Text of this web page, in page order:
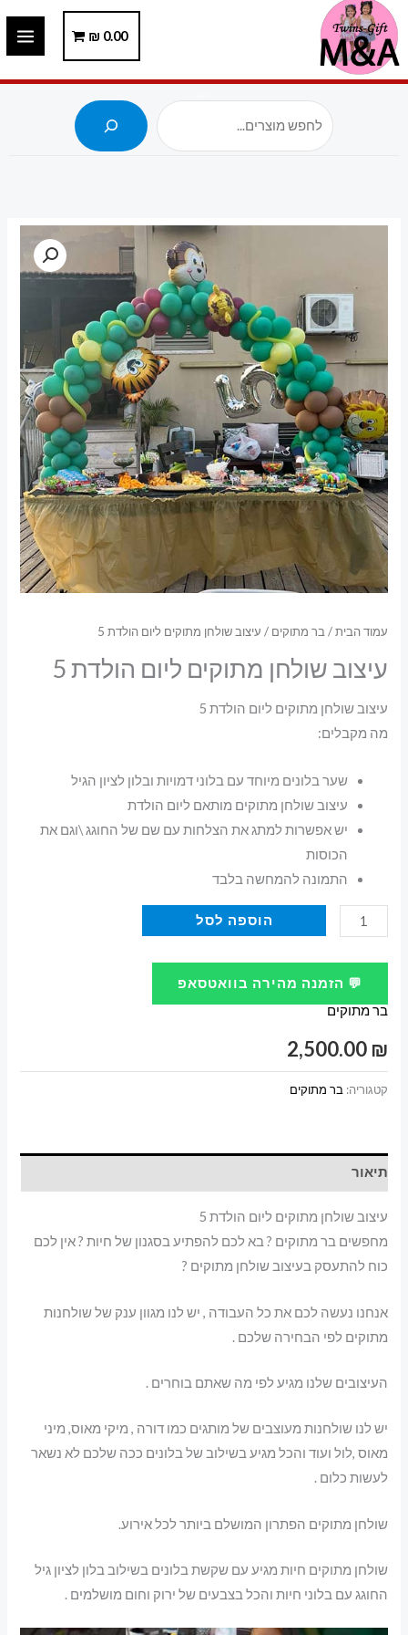
דילוג
לתוכן
0.00
₪
עמוד הבית/ בר מתוקים / עיצוב שולחן מתוקים ליום הולדת 5
עיצוב שולחן מתוקים ליום הולדת 5
עיצוב שולחן מתוקים ליום הולדת 5
מה מקבלים:
שער בלונים מיוחד עם בלוני דמויות ובלון לציון הגיל
עיצוב שולחן מתוקים מותאם ליום הולדת
יש אפשרות למתג את הצלחות עם שם של החוגג \וגם את
הכוסות
התמונה להמחשה בלבד
כמות
של
עיצוב
שולחן
מתוקים
ליום
5
הוספה לסל
💬 הזמנה מהירה בוואטסאפ
בר מתוקים
2,500.00 ₪
קטגוריה: בר מתוקים
תיאור
עיצוב שולחן מתוקים ליום הולדת 5
מחפשים בר מתוקים ? בא לכם להפתיע בסגנון של חיות ? אין לכם
כוח להתעסק בעיצוב שולחן מתוקים ?
אנחנו נעשה לכם את כל העבודה , יש לנו מגוון ענק של שולחנות
מתוקים לפי הבחירה שלכם .
העיצובים שלנו מגיע לפי מה שאתם בוחרים .
יש לנו שולחנות מעוצבים של מותגים כמו דורה , מיקי מאוס, מיני
מאוס ,לול ועוד והכל מגיע בשילוב של בלונים ככה שלכם לא נשאר
לעשות כלום .
שולחן מתוקים הפתרון המושלם ביותר לכל אירוע.
שולחן מתוקים חיות מגיע עם שקשת בלונים בשילוב בלון לציון גיל
החוגג עם בלוני חיות והכל בצבעים של ירוק וחום מושלמים .